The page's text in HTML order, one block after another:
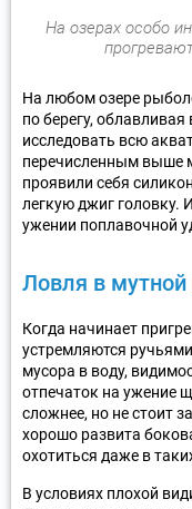
На озерах особо
На любом озере
по берегу,
исследовать всю
перечисленным выше
проявили себя
легкую джиг головку.
ужении поплавочной
Ловля в мутной
Когда начинает
устремляются
мусора в воду,
отпечаток на ужение
сложнее, но не стоит
хорошо развита
охотиться даже в
В условиях плохой